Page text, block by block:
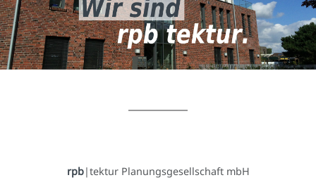
rpb|tektur Planungsgesellschaft mbH